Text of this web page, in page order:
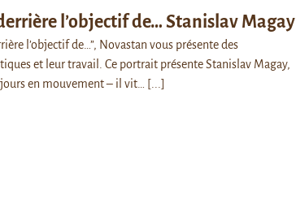
l’objectif de… Stanislav Magay
l’objectif de…”, Novastan vous présente des
et leur travail. Ce portrait présente Stanislav Magay,
en mouvement – il vit…
[...]